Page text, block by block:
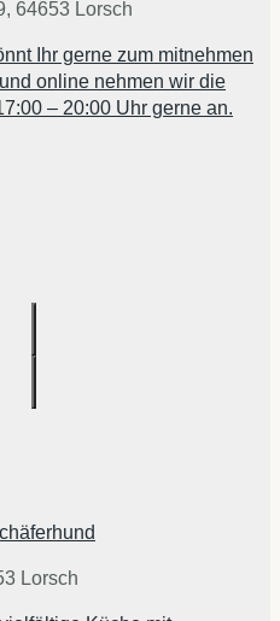
64653 Lorsch
Ihr gerne zum mitnehmen
online nehmen wir die
– 20:00 Uhr gerne an.
Lorsch